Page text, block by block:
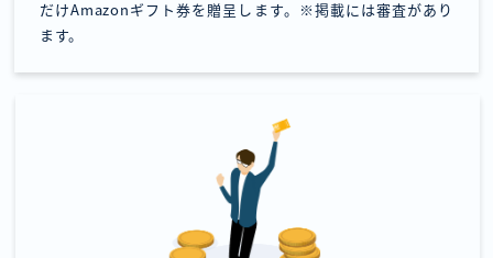
だけAmazonギフト券を贈呈します。※掲載には審査があり
ます。